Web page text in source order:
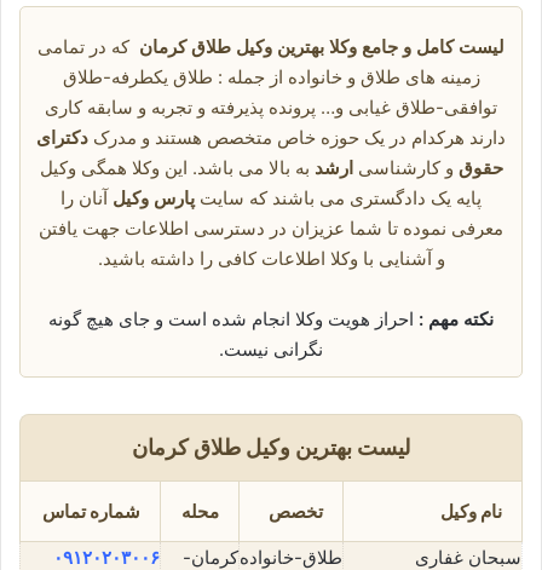
لیست کامل و جامع وکلا بهترین وکیل طلاق کرمان که در تمامی
زمینه های طلاق و خانواده از جمله : طلاق یکطرفه-طلاق
توافقی-طلاق غیابی و… پرونده پذیرفته و تجربه و سابقه کاری
دارند هرکدام در یک حوزه خاص متخصص هستند و مدرک دکترای
حقوق و کارشناسی ارشد به بالا می باشد. این وکلا همگی وکیل
پایه یک دادگستری می باشند که سایت پارس وکیل آنان را
معرفی نموده تا شما عزیزان در دسترسی اطلاعات جهت یافتن
و آشنایی با وکلا اطلاعات کافی را داشته باشید.
نکته مهم : احراز هویت وکلا انجام شده است و جای هیچ گونه
نگرانی نیست.
لیست بهترین وکیل طلاق کرمان
نام وکیل تخصص محله
شماره تماس
سبحان غفاری
طلاق-خانوادهکرمان-
۰۹۱۲۰۲۰۳۰۰۶